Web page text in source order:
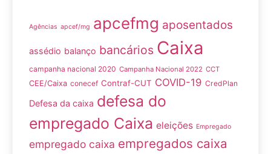
Agências apcef/mg apcefmg aposentados
assédio balanço bancários Caixa
campanha nacional 2020 Campanha Nacional 2022 CCT
CEE/Caixa conecef Contraf-CUT COVID-19 CredPlan
Defesa da caixa defesa do
empregado Caixa eleições Empregado
empregado caixa empregados caixa